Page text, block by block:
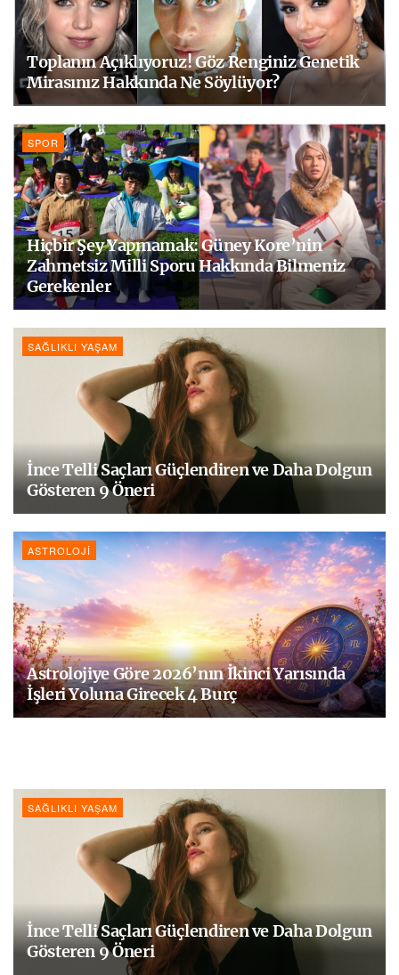
Toplanın Açıklıyoruz! Göz Renginiz Genetik
Mirasınız Hakkında Ne Söylüyor?
SPOR
Hiçbir Şey Yapmamak: Güney Kore’nin
Zahmetsiz Milli Sporu Hakkında Bilmeniz
Gerekenler
SAĞLIKLI YAŞAM
İnce Telli Saçları Güçlendiren ve Daha Dolgun
Gösteren 9 Öneri
ASTROLOJI
Astrolojiye Göre 2026’nın İkinci Yarısında
İşleri Yoluna Girecek 4 Burç
SAĞLIKLI YAŞAM
İnce Telli Saçları Güçlendiren ve Daha Dolgun
Gösteren 9 Öneri